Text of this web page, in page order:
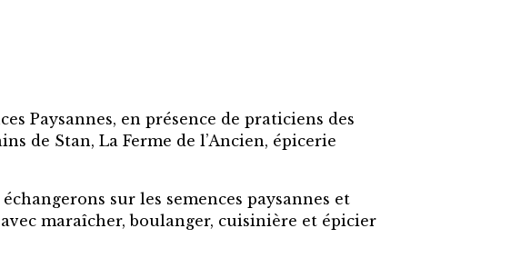
Paysannes, en présence de praticiens des
de Stan, La Ferme de l’Ancien, épicerie
sur les semences paysannes et
maraîcher, boulanger, cuisinière et épicier